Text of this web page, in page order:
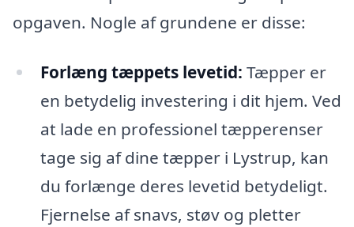
opgaven. Nogle af grundene er disse:
Forlæng tæppets levetid: Tæpper er
en betydelig investering i dit hjem. Ved
at lade en professionel tæpperenser
tage sig af dine tæpper i Lystrup, kan
du forlænge deres levetid betydeligt.
Fjernelse af snavs, støv og pletter